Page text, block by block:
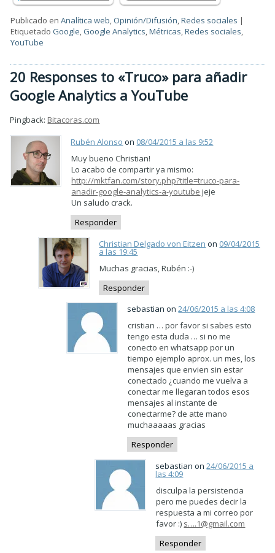
Publicado en Analítica web, Opinión/Difusión,Redes sociales |
Etiquetado Google, Google Analytics,Métricas,Redes sociales,
YouTube
20 Responses to «Truco» para añadir
Google Analytics a YouTube
Pingback: Bitacoras.com
Rubén Alonso on 08/04/2015 a las 9:52
Muy bueno Christian!
Lo acabo de compartir ya mismo:
http://mktfan.com/story.php?title=truco-para-
anadir-google-analytics-a-youtube jeje
Un saludo crack.
Responder
Christian Delgado von Eitzen on 09/04/2015
a las 19:45
Muchas gracias, Rubén :-)
Responder
sebastian on24/06/2015 a las 4:08
cristian … por favor si sabes esto
tengo esta duda … si no me
conecto en whatsapp por un
tiempo ejemplo aprox. un mes, los
mensajes que envien sin estar
conectado ¿cuando me vuelva a
conectar me llegaran todos esos
mensajes al instante de
conectarme? de atte mano
muchaaaaas gracias
Responder
sebastian on24/06/2015 a
las 4:09
disculpa la persistencia
pero me puedes decir la
respuesta a mi correo por
favor :) s….1@gmail.com
Responder